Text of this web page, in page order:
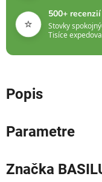
⭐
500+ recenzií
Stovky
Tisíce
Popis
Parametre
Značka